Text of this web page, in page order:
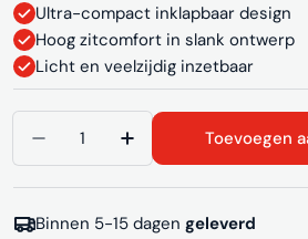
Ultra-compact inklapbaar design
Hoog zitcomfort in slank ontwerp
Licht en veelzijdig inzetbaar
Aantal verlagen voor
Aantal verhogen
Toevoegen
Binnen 5-15 dagen geleverd